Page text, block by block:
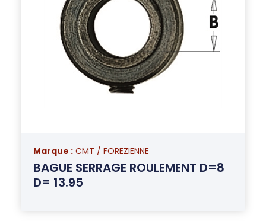
Marque : CMT / FOREZIENNE
BAGUE SERRAGE ROULEMENT D=8
D= 13.95